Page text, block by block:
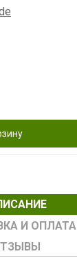
И ОПЛАТА